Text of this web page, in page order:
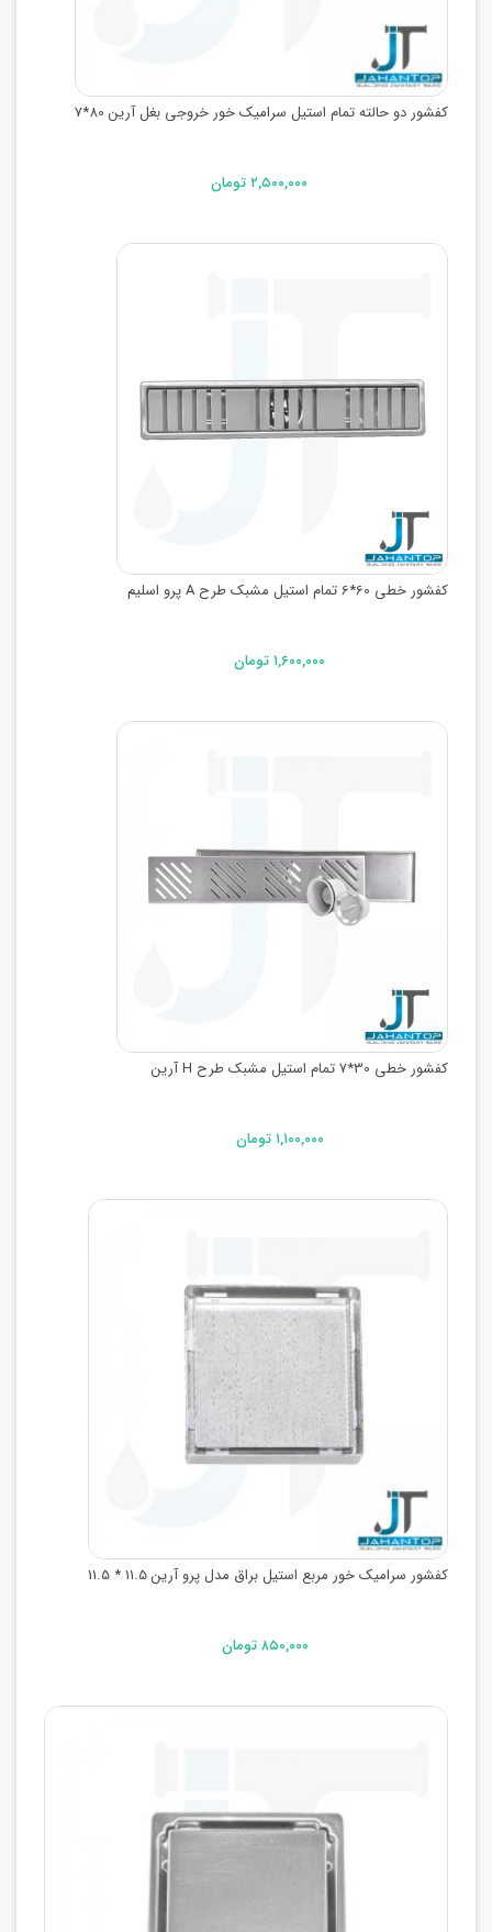
کفشور دو حالته تمام استیل سرامیک خور خروجی بغل آرین 80*7
۲,۵۰۰,۰۰۰ تومان
کفشور خطی 60*6 تمام استیل مشبک طرح A پرو اسلیم
۱,۶۰۰,۰۰۰ تومان
کفشور خطی 30*7 تمام استیل مشبک طرح H آرین
۱,۱۰۰,۰۰۰ تومان
کفشور سرامیک خور مربع استیل براق مدل پرو آرین 11.5 * 11.5
۸۵۰,۰۰۰ تومان